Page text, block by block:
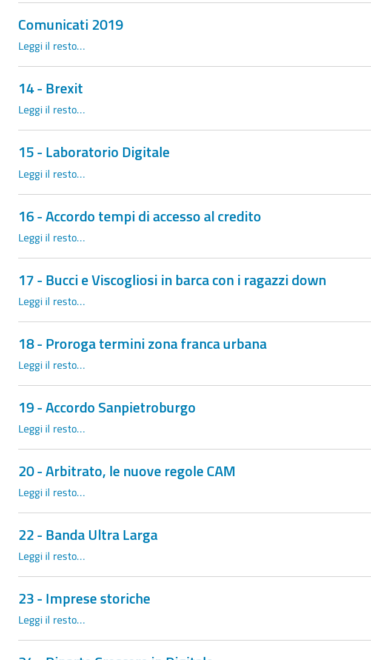
Comunicati 2019
Leggi il resto…
14 - Brexit
Leggi il resto…
15 - Laboratorio Digitale
Leggi il resto…
16 - Accordo tempi di accesso al credito
Leggi il resto…
17 - Bucci e Viscogliosi in barca con i ragazzi down
Leggi il resto…
18 - Proroga termini zona franca urbana
Leggi il resto…
19 - Accordo Sanpietroburgo
Leggi il resto…
20 - Arbitrato, le nuove regole CAM
Leggi il resto…
22 - Banda Ultra Larga
Leggi il resto…
23 - Imprese storiche
Leggi il resto…